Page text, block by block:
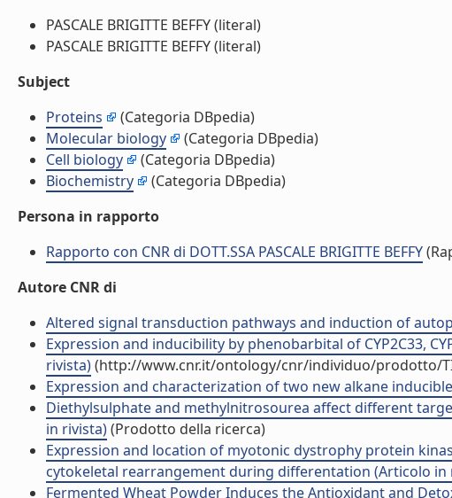
PASCALE BRIGITTE BEFFY (literal)
PASCALE BRIGITTE BEFFY (literal)
Subject
Proteins
(Categoria DBpedia)
Molecular biology
(Categoria DBpedia)
Cell biology
(Categoria DBpedia)
Biochemistry
(Categoria DBpedia)
Persona in rapporto
Rapporto con CNR di DOTT.SSA PASCALE BRIGITTE BEFFY
Autore CNR di
Altered signal transduction pathways and induction of
Expression and inducibility by phenobarbital of CYP2C33,
rivista)(http://www.cnr.it/ontology/cnr/individuo/prodotto/
Expression and characterization of two new alkane
Diethylsulphate and methylnitrosourea affect different
in rivista)(Prodotto della ricerca)
Expression and location of myotonic dystrophy protein
cytokeletal rearrangement during differentation (Articolo in
Fermented Wheat Powder Induces the Antioxidant and